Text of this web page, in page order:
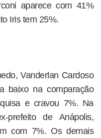
aparece com 41%
Iris tem 25%.
Vanderlan Cardoso
baixo na comparação
e cravou 7%. Na
prefeito de Anápolis,
com 7%. Os demais